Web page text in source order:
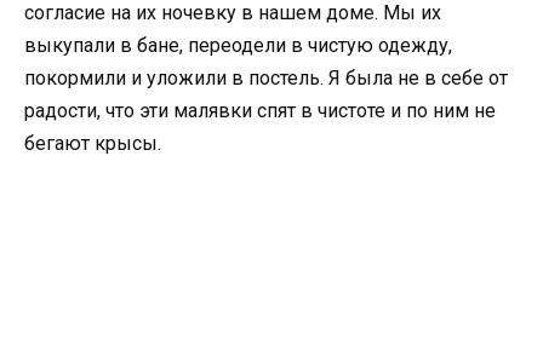
согласие на их ночевку в нашем доме. Мы их
выкупали в бане, переодели в чистую одежду,
покормили и уложили в постель. Я была не в себе от
радости, что эти малявки спят в чистоте и по ним не
бегают крысы.